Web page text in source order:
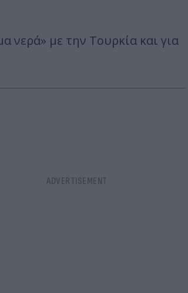
νερά» με την Τουρκία και για